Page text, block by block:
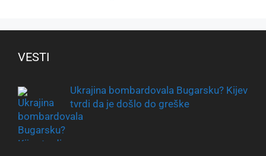
VESTI
Ukrajina bombardovala Bugarsku? Kijev
tvrdi da je došlo do greške